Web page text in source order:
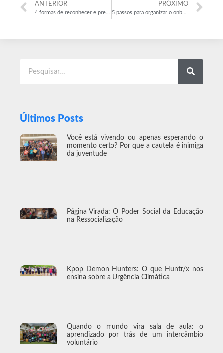
ANTERIOR PRÓXIMO
5 passos para organizar o onboarding de novos funcionários
Últimos Posts
Você está vivendo ou apenas esperando o
momento certo? Por que a cautela é inimiga
da juventude
Página Virada: O Poder Social da Educação
na Ressocialização
Kpop Demon Hunters: O que Huntr/x nos
ensina sobre a Urgência Climática
Quando o mundo vira sala de aula: o
aprendizado por trás de um intercâmbio
voluntário